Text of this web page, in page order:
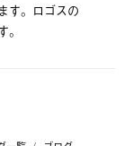
す。ロゴスの